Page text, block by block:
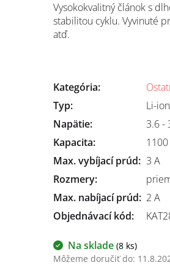
Na sklade (8 ks)
Môžeme doručiť do:
Vysokokvalitný článok s
stabilitou cyklu. Vyvinuté
atď.
Kategória:
Typ:
Li-ion
Napätie:
3.6 -
Kapacita:
Max. vybíjací prúd: 3 A
Rozmery:
Max. nabíjací prúd: 2 A
Objednávací kód: